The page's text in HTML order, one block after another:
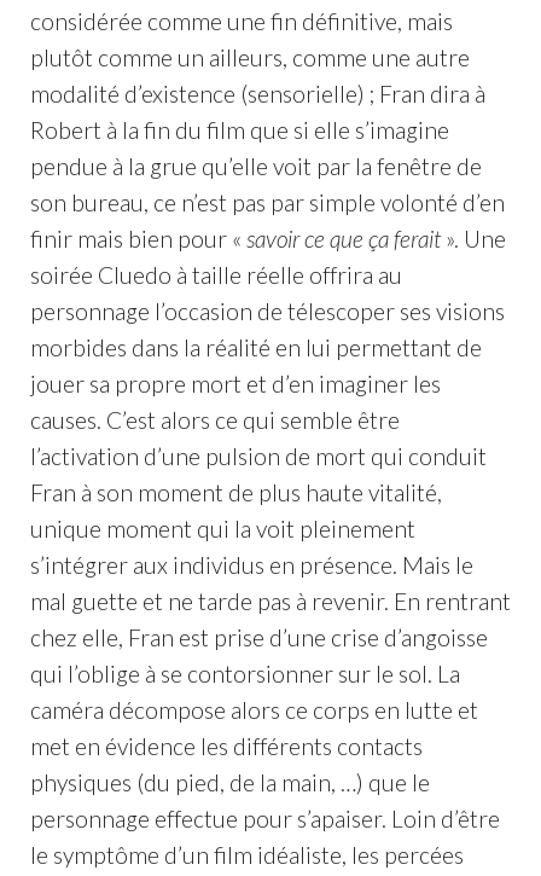
considérée comme une fin définitive, mais
plutôt comme un ailleurs, comme une autre
modalité d’existence (sensorielle) ; Fran dira à
Robert à la fin du film que si elle s’imagine
pendue à la grue qu’elle voit par la fenêtre de
son bureau, ce n’est pas par simple volonté d’en
finir mais bien pour « savoir ce que ça ferait». Une
soirée Cluedo à taille réelle offrira au
personnage l’occasion de télescoper ses visions
morbides dans la réalité en lui permettant de
jouer sa propre mort et d’en imaginer les
causes. C’est alors ce qui semble être
l’activation d’une pulsion de mort qui conduit
Fran à son moment de plus haute vitalité,
unique moment qui la voit pleinement
s’intégrer aux individus en présence. Mais le
mal guette et ne tarde pas à revenir. En rentrant
chez elle, Fran est prise d’une crise d’angoisse
qui l’oblige à se contorsionner sur le sol. La
caméra décompose alors ce corps en lutte et
met en évidence les différents contacts
physiques (du pied, de la main, …) que le
personnage effectue pour s’apaiser. Loin d’être
le symptôme d’un film idéaliste, les percées